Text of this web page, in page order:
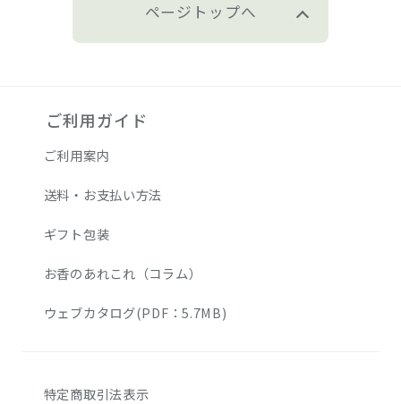
ページトップへ
ご利用ガイド
ご利用案内
送料・お支払い方法
ギフト包装
お香のあれこれ（コラム）
ウェブカタログ(PDF：5.7MB)
特定商取引法表示